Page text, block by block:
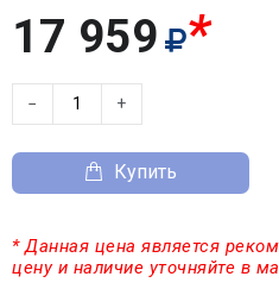
17 959 *
− +
Купить
* Данная цена является
цену и наличие уточняйте в